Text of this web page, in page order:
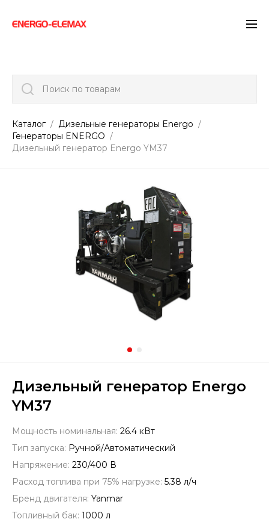
Поиск по товарам
Каталог
Дизельные генераторы Energo
Генераторы ENERGO
Дизельный генератор Energo YM37
Дизельный генератор Energo
YM37
Мощность номинальная: 26.4 кВт
Тип запуска: Ручной/Автоматический
Напряжение: 230/400 В
Расход топлива при 75% нагрузке: 5.38 л/ч
Бренд двигателя: Yanmar
Топливный бак: 1000 л